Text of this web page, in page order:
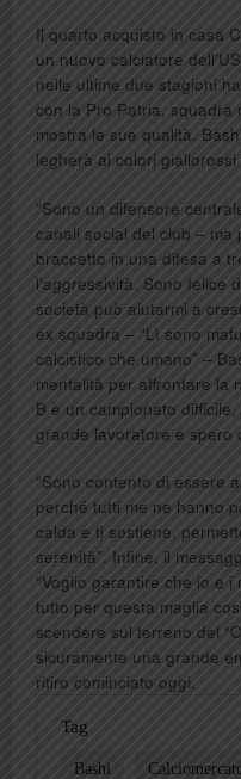
Il quarto acquisto in casa
un nuovo calciatore
nelle ultime due stagioni
con la Pro Patria, squadra
mostra le sue qualità.
legherà ai colori
“Sono un difensore
canali social del club – ma
braccetto in una difesa a
l’aggressività. Sono felice
società può aiutarmi a
ex squadra – “Lì sono
calcistico che umano” –
mentalità per affrontare la
B è un campionato
grande lavoratore e spero
“Sono contento di essere
perché tutti me ne hanno
calda e ti sostiene,
serenità”. Infine, il
“Voglio garantire che io e
tutto per questa maglia
scendere sul terreno del
sicuramente una grande
ritiro cominciato oggi.
Tag
Bashi